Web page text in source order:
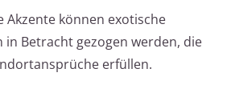
Akzente können exotische
in Betracht gezogen werden, die
erfüllen.